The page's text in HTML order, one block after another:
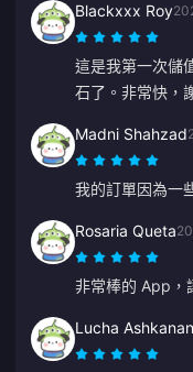
Blackxxx Roy
這是我第一次儲
石了。非常快，
Madni Shahzad
我的訂單因為一
Rosaria Queta
非常棒的 App，
Lucha